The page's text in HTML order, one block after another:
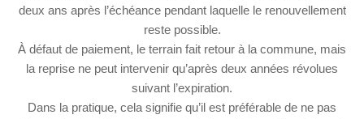
deux ans après l’échéance pendant laquelle le renouvellement
reste possible.
À défaut de paiement, le terrain fait retour à la commune, mais
la reprise ne peut intervenir qu’après deux années révolues
suivant l’expiration.
Dans la pratique, cela signifie qu’il est préférable de ne pas